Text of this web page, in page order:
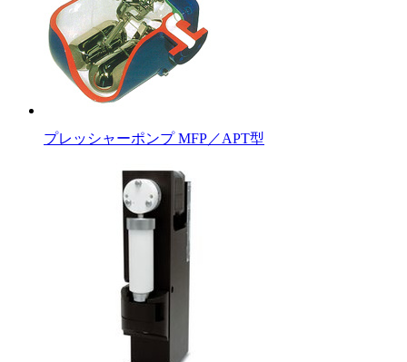
プレッシャーポンプ MFP／APT型